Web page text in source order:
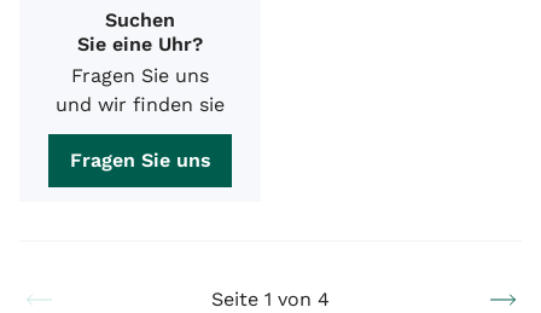
Suchen
Sie eine Uhr?
Fragen Sie uns
und wir finden sie
Fragen Sie uns
Seite 1 von 4